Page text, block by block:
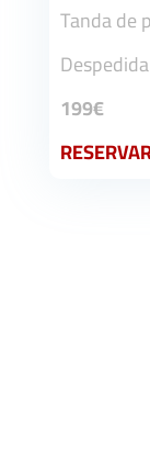
Tanda de
Despedida
199€